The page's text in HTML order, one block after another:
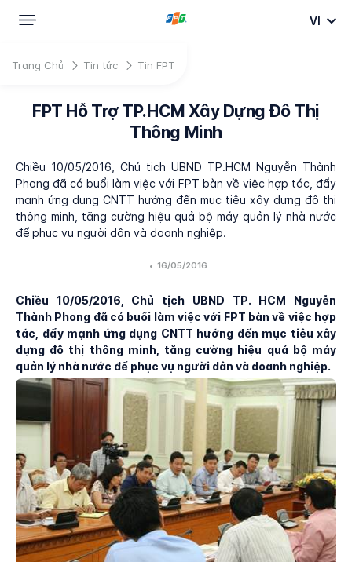
VI
Trang Chủ Tin tức Tin FPT
FPT Hỗ Trợ TP.HCM Xây Dựng Đô Thị
Thông Minh
Chiều 10/05/2016, Chủ tịch UBND TP.HCM Nguyễn Thành
Phong đã có buổi làm việc với FPT bàn về việc hợp tác, đẩy
mạnh ứng dụng CNTT hướng đến mục tiêu xây dựng đô thị
thông minh, tăng cường hiệu quả bộ máy quản lý nhà nước
để phục vụ người dân và doanh nghiệp.
• 16/05/2016
Chiều 10/05/2016, Chủ tịch UBND TP. HCM Nguyễn
Thành Phong đã có buổi làm việc với FPT bàn về việc hợp
tác, đẩy mạnh ứng dụng CNTT hướng đến mục tiêu xây
dựng đô thị thông minh, tăng cường hiệu quả bộ máy
quản lý nhà nước để phục vụ người dân và doanh nghiệp.